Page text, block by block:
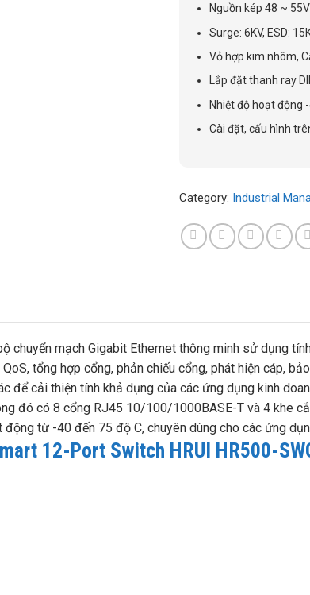
Nguồn kép 48 ~
Surge: 6KV, ESD:
Vỏ hợp kim nhôm,
Lắp đặt thanh ray
Nhiệt độ hoạt động
Cài đặt, cấu hình
Category: Industrial
chuyển mạch Gigabit Ethernet thông minh sử dụng
tổng hợp cổng, phản chiếu cổng, phát hiện cáp,
để cải thiện tính khả dụng của các ứng dụng kinh
đó có 8 cổng RJ45 10/100/1000BASE-T và 4 khe
từ -40 đến 75 độ C, chuyên dùng cho các ứng
12-Port Switch HRUI HR500-